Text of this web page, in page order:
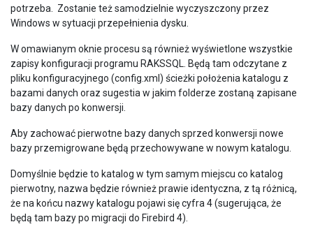
potrzeba. Zostanie też samodzielnie wyczyszczony przez
Windows w sytuacji przepełnienia dysku.
W omawianym oknie procesu są również wyświetlone wszystkie
zapisy konfiguracji programu RAKSSQL. Będą tam odczytane z
pliku konfiguracyjnego (config.xml) ścieżki położenia katalogu z
bazami danych oraz sugestia w jakim folderze zostaną zapisane
bazy danych po konwersji.
Aby zachować pierwotne bazy danych sprzed konwersji nowe
bazy przemigrowane będą przechowywane w nowym katalogu.
Domyślnie będzie to katalog w tym samym miejscu co katalog
pierwotny, nazwa będzie również prawie identyczna, z tą różnicą,
że na końcu nazwy katalogu pojawi się cyfra 4 (sugerująca, że
będą tam bazy po migracji do Firebird 4).